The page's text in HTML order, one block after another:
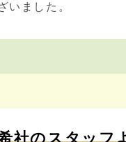
いました。
社のスタッフ